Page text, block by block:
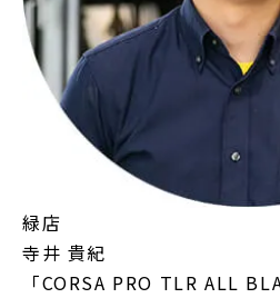
緑店
寺井 貴紀
「CORSA PRO TLR ALL